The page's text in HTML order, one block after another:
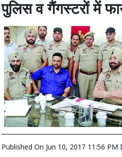
पुलिस व गैंगस्टरों में
Published On Jun 10, 2017 11:56 PM